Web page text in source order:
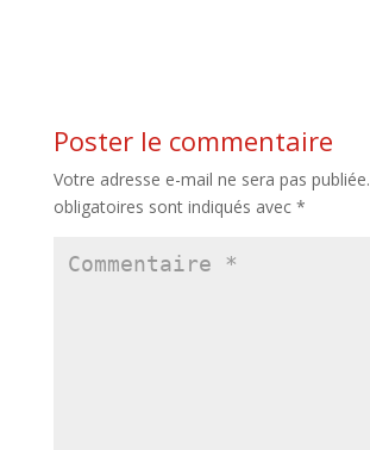
Poster le commentaire
Votre adresse e-mail ne sera pas publiée.
obligatoires sont indiqués avec *